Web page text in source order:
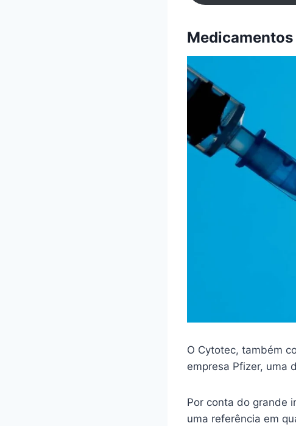
O Cytotec, também
empresa Pfizer, uma
Por conta do grande
uma referência em